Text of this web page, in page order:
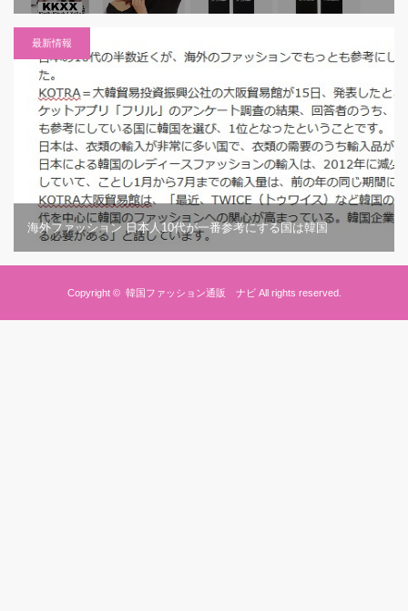
最新情報
海外ファッション 日本人10代が一番参考にする国は韓国
Copyright © 韓国ファッション通販 ナビAll rights reserved.